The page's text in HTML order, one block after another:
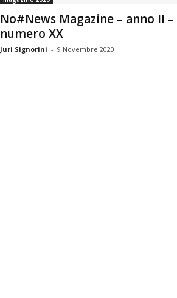
No#News Magazine – anno II –
numero XX
Juri Signorini - 9 Novembre 2020